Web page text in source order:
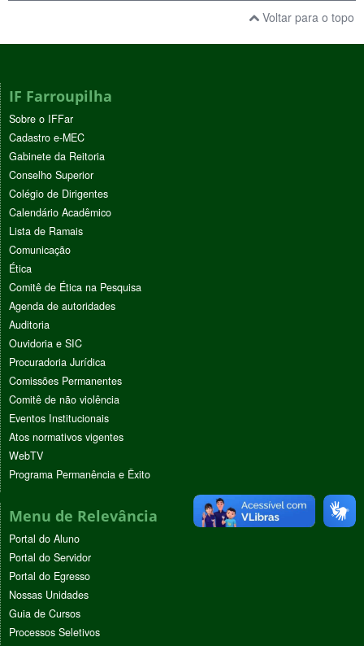
Voltar para o topo
IF Farroupilha
Sobre o IFFar
Cadastro e-MEC
Gabinete da Reitoria
Conselho Superior
Colégio de Dirigentes
Calendário Acadêmico
Lista de Ramais
Comunicação
Ética
Comitê de Ética na Pesquisa
Agenda de autoridades
Auditoria
Ouvidoria e SIC
Procuradoria Jurídica
Comissões Permanentes
Comitê de não violência
Eventos Institucionais
Atos normativos vigentes
WebTV
Programa Permanência e Êxito
Menu de Relevância
Portal do Aluno
Portal do Servidor
Portal do Egresso
Nossas Unidades
Guia de Cursos
Processos Seletivos